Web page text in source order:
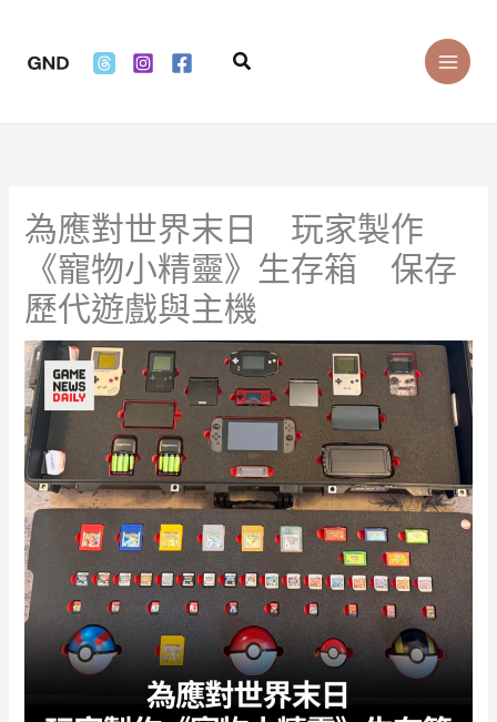
content
Search
為應對世界末日 玩家製作
《寵物小精靈》生存箱 保存
歷代遊戲與主機